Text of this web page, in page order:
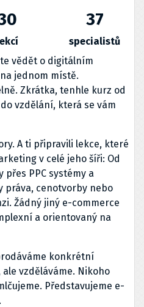
37
specialistů
vědět o digitálním
jednom místě.
Zkrátka, tenhle kurz od
vzdělání, která se vám
A ti připravili lekce, které
v celé jeho šíři: Od
přes PPC systémy a
práva, cenotvorby nebo
Žádný jiný e-commerce
a orientovaný na
konkrétní
vzděláváme. Nikoho
Představujeme e-